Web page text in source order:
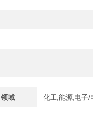
域 化工,能源,电子/